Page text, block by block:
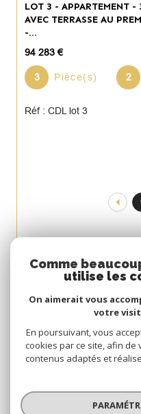
LOT 3 - APPARTEMENT -
AVEC TERRASSE AU
-...
94 283 €
3 Pièce(s) 2
Réf : CDL lot 3
© 2026 | TOUS DROITS
POLITIQUE
Comme
utilise les
On aimerait vous
votre
En poursuivant, vous
cookies par ce site, afin de
contenus adaptés et